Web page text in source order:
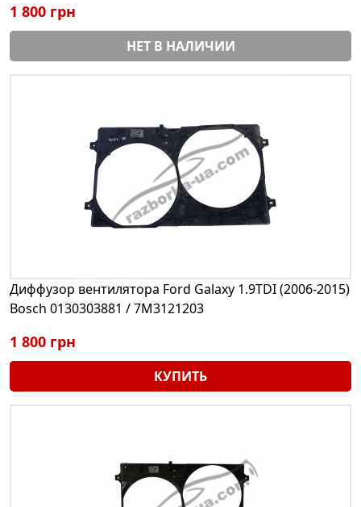
1 800 грн
НЕТ В НАЛИЧИИ
Диффузор вентилятора Ford Galaxy 1.9TDI (2006-2015)
Bosch 0130303881 / 7M3121203
1 800 грн
КУПИТЬ